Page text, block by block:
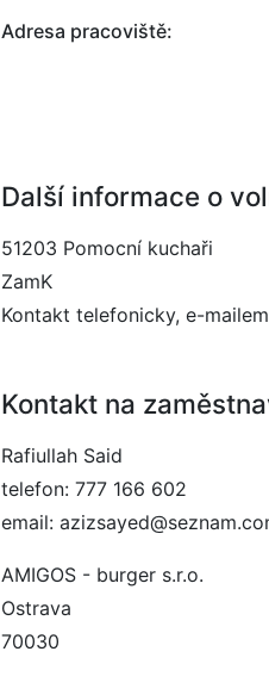
Adresa pracoviště:
Další informace o
51203 Pomocní kuchaři
ZamK
Kontakt telefonicky, e-
Kontakt na
Rafiullah Said
telefon: 777 166 602
email:
AMIGOS - burger s.r.o.
Ostrava
70030